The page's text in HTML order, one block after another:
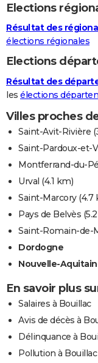
Elections
Résultat des
élections régionales
Elections
Résultat des
les élections
Villes proches
Saint-Avit-Rivière
Saint-Pardoux-et-
Montferrand-du-
Urval (4.1 km)
Saint-Marcory(4.7
Pays de Belvès
Saint-Romain-de-
Dordogne
Nouvelle-
En savoir plus
Salaires à Bouillac
Avis de décès à
Délinquance à
Pollution à Bouillac